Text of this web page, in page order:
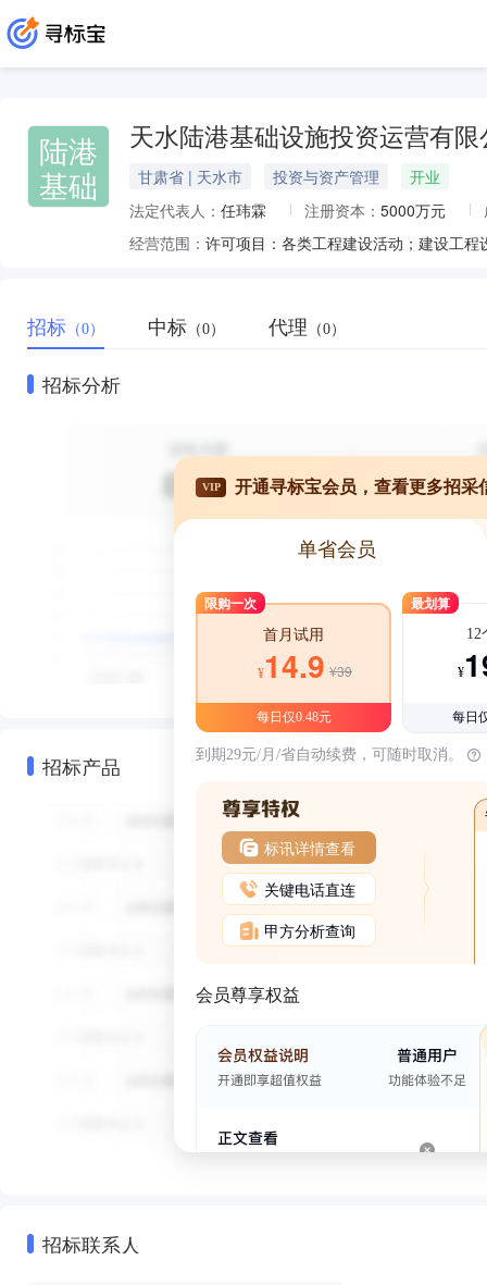
陆港
基础
天水陆港基础设施投资运营有限
甘肃省 | 天水市 投资与资产管理
开业
法定代表人： 任玮霖 注册资本： 5000万元
经营范围：
招标 （0） 中标 （0） 代理 （0）
招标分析
招标产品
VIP 开通寻标宝会员，查看更多招采
单省会员
限购一次
首月试用
¥14.9 ¥39
每日仅0.48元
最划算
12
¥
每日
到期29元/月/省自动续费，可随时取消。
标讯详情查看
关键电话直连
甲方分析查询
会员尊享权益
招标联系人